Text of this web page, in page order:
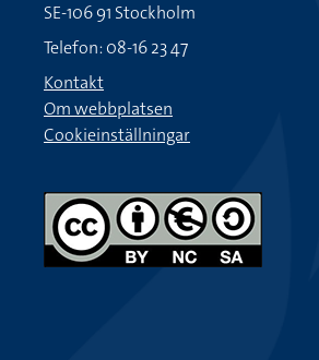
SE-106 91 Stockholm
Telefon: 08-16 23 47
Kontakt
Om webbplatsen
Cookieinställningar